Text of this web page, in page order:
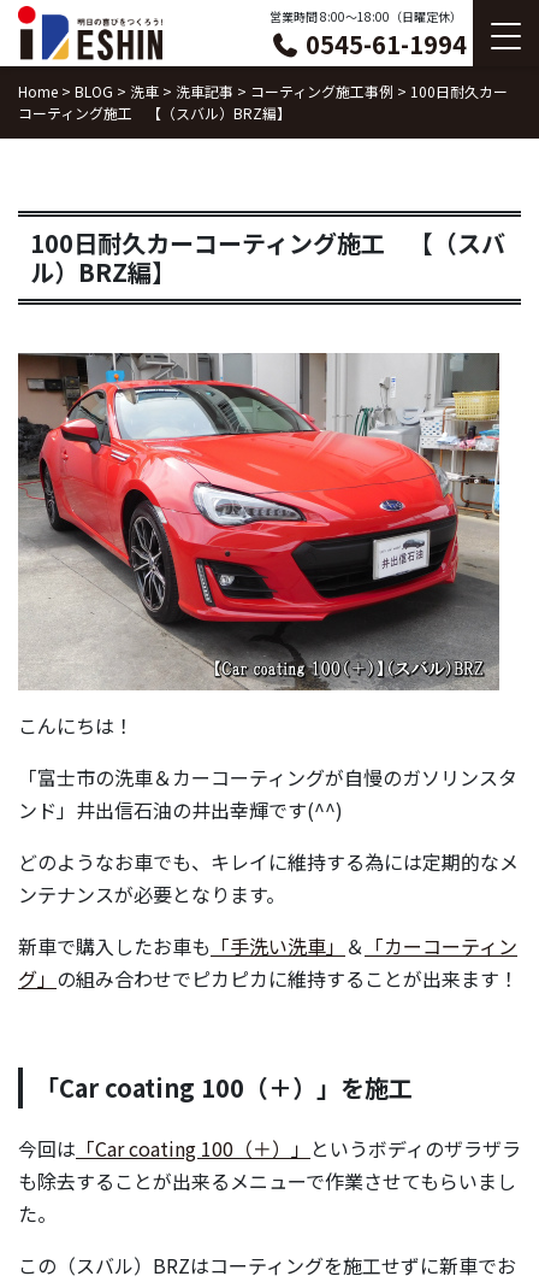
Skip
content
営業時間 8:00〜18:00（日曜定休）
0545-61-1994
Home > BLOG > 洗車 > 洗車記事 > コーティング施工事例 > 100日耐久カー
コーティング施工 【（スバル）BRZ編】
100日耐久カーコーティング施工 【（スバ
ル）BRZ編】
こんにちは！
「富士市の洗車＆カーコーティングが自慢のガソリンスタ
ンド」井出信石油の井出幸輝です(^^)
どのようなお車でも、キレイに維持する為には定期的なメ
ンテナンスが必要となります。
新車で購入したお車も 「手洗い洗車」 ＆ 「カーコーティン
グ」 の組み合わせでピカピカに維持することが出来ます！
「Car coating 100（＋）」を施工
今回は 「Car coating 100（＋）」 というボディのザラザラ
も除去することが出来るメニューで作業させてもらいまし
た。
この（スバル）BRZはコーティングを施工せずに新車でお